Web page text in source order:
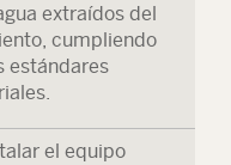
extraídos del
cumpliendo
estándares
el equipo